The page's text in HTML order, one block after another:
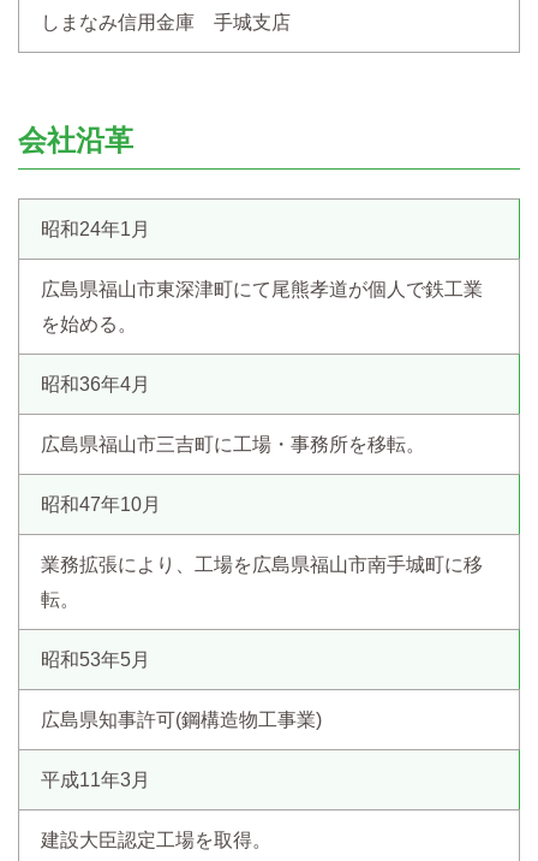
しまなみ信用金庫 手城支店
会社沿革
昭和24年1月
広島県福山市東深津町にて尾熊孝道が個人で鉄工業
を始める。
昭和36年4月
広島県福山市三吉町に工場・事務所を移転。
昭和47年10月
業務拡張により、工場を広島県福山市南手城町に移
転。
昭和53年5月
広島県知事許可(鋼構造物工事業)
平成11年3月
建設大臣認定工場を取得。